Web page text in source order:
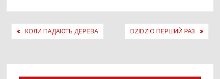
Навігація
КОЛИ ПАДАЮТЬ ДЕРЕВА DZIDZIO ПЕРШИЙ РАЗ